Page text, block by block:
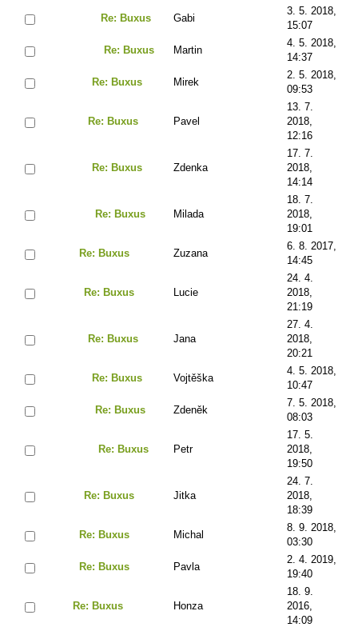
Re: Buxus Gabi
3. 5. 2018,
15:07
Re: Buxus Martin
4. 5. 2018,
14:37
Re: Buxus Mirek
2. 5. 2018,
09:53
Re: Buxus Pavel
13. 7.
2018,
12:16
Re: Buxus Zdenka
17. 7.
2018,
14:14
Re: Buxus Milada
18. 7.
2018,
19:01
Re: Buxus Zuzana
6. 8. 2017,
14:45
Re: Buxus Lucie
24. 4.
2018,
21:19
Re: Buxus Jana
27. 4.
2018,
20:21
Re: Buxus Vojtěška
4. 5. 2018,
10:47
Re: Buxus Zdeněk
7. 5. 2018,
08:03
Re: Buxus Petr
17. 5.
2018,
19:50
Re: Buxus Jitka
24. 7.
2018,
18:39
Re: Buxus Michal
8. 9. 2018,
03:30
Re: Buxus Pavla
2. 4. 2019,
19:40
Re: Buxus Honza
18. 9.
2016,
14:09